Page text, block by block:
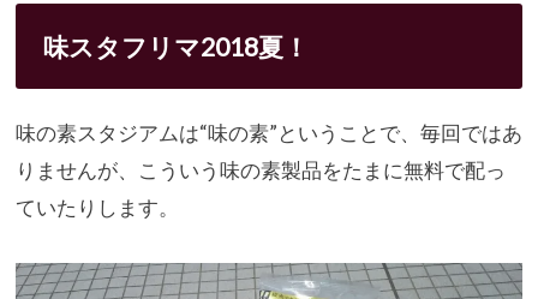
味スタフリマ2018夏！
味の素スタジアムは“味の素”ということで、 毎回ではあ
りませんが、 こういう味の素製品をたまに無料で配っ
ていたりします。